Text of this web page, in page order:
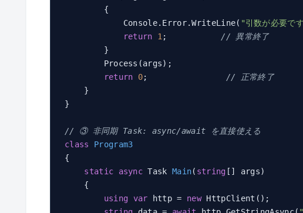
        {
            Console.Error.WriteLine(
"引数が必要で
return
1; // 異常終了
        }
        Process(args);
return
0; // 正常終了
    }
}
// ③ 非同期 Task: async/await を直接使える
class
Program3
{
static
async Task Main( string [] args)
    {
using
var http = new HttpClient();